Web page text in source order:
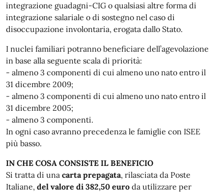
integrazione guadagni-CIG o qualsiasi altre forma di
integrazione salariale o di sostegno nel caso di
disoccupazione involontaria, erogata dallo Stato.
I nuclei familiari potranno beneficiare dell’agevolazione
in base alla seguente scala di priorità:
- almeno 3 componenti di cui almeno uno nato entro il
31 dicembre 2009;
- almeno 3 componenti di cui almeno uno nato entro il
31 dicembre 2005;
- almeno 3 componenti.
In ogni caso avranno precedenza le famiglie con ISEE
più basso.
IN CHE COSA CONSISTE IL BENEFICIO
Si tratta di una carta prepagata, rilasciata da Poste
Italiane, del valore di 382,50 euro da utilizzare per